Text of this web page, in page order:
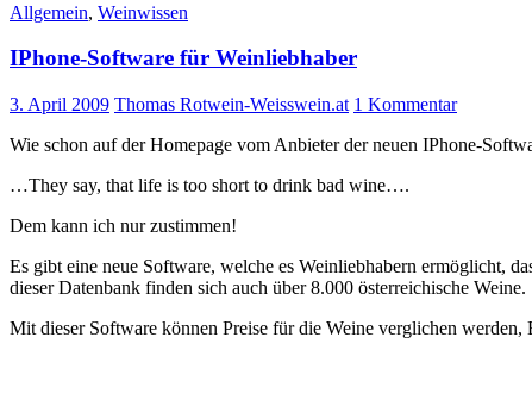
Allgemein, Weinwissen
IPhone-Software für Weinliebhaber
3. April 2009 Thomas Rotwein-Weisswein.at 1 Kommentar
Wie schon auf der Homepage vom Anbieter der neuen IPhone-
…They say, that life is too short to drink bad wine….
Dem kann ich nur zustimmen!
Es gibt eine neue Software, welche es Weinliebhabern ermöglicht,
dieser Datenbank finden sich auch über 8.000 österreichische Weine.
Mit dieser Software können Preise für die Weine verglichen